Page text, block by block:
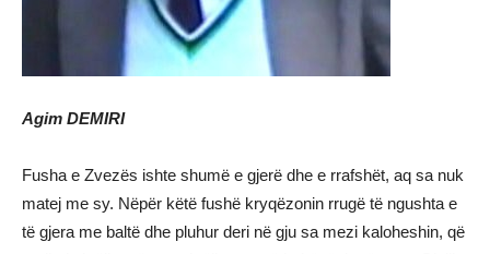
Agim DEMIRI
Fusha e Zvezës ishte shumë e gjerë dhe e rrafshët, aq sa nuk
matej me sy. Nëpër këtë fushë kryqëzonin rrugë të ngushta e
të gjera me baltë dhe pluhur deri në gju sa mezi kaloheshin, që